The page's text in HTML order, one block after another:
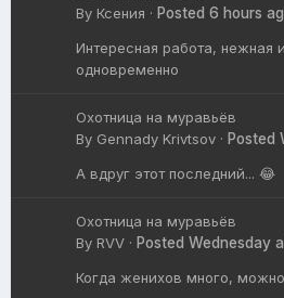
By Ксения · Posted 6 hours
Интересная работа, нежная
одновременно
Охотница на муравьёв
By Gennady Krivtsov · Posted
А вдруг этот последний... 😂
Охотница на муравьёв
By RVV · Posted Wednesday
Когда женихов много,